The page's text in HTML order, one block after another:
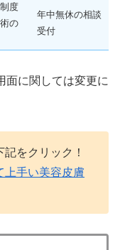
度
の
年中無休の相談
受付
に関しては変更に
をクリック！
上手い美容皮膚